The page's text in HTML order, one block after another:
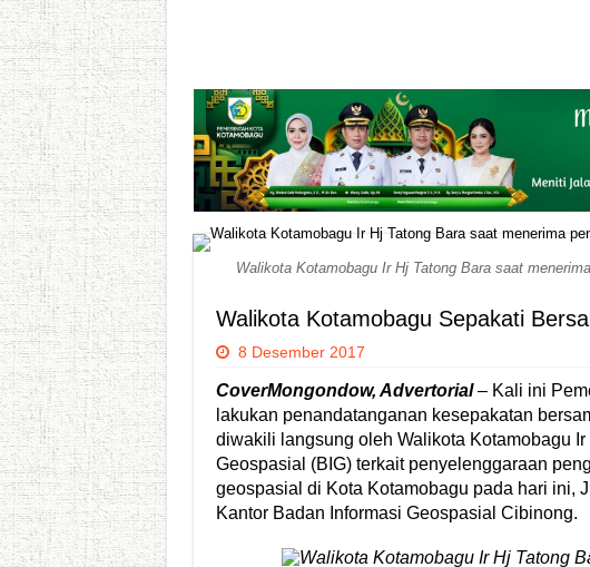
Walikota Kotamobagu Ir Hj Tatong Bara saat
Walikota Kotamobagu Sepakati
8 Desember 2017
CoverMongondow, Advertorial– Kali ini
lakukan penandatanganan kesepakatan
diwakili langsung oleh Walikota Kotamobagu
Geospasial (BIG) terkait penyelenggaraan
geospasial di Kota Kotamobagu pada hari ini,
Kantor Badan Informasi Geospasial Cibinong.